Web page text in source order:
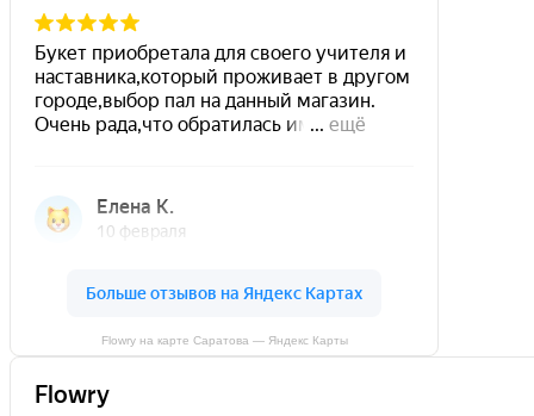
Flowry на карте Саратова — Яндекс Карты